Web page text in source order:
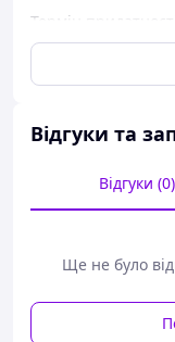
Термін
Відгуки та
Відгуки (0)
Ще не було